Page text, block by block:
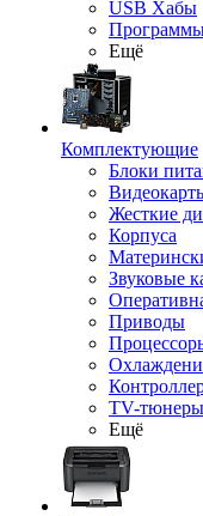
USB Хабы
Ещё
Комплектующие
Блоки
Жесткие
Корпуса
Звуковые
Приводы
TV-тюнеры
Ещё